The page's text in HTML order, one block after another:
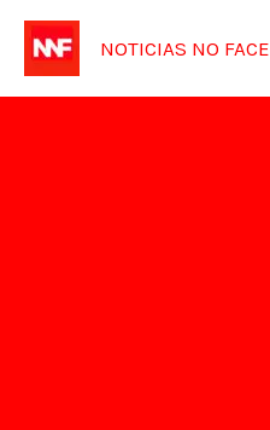
para
NOTICIAS NO FACE